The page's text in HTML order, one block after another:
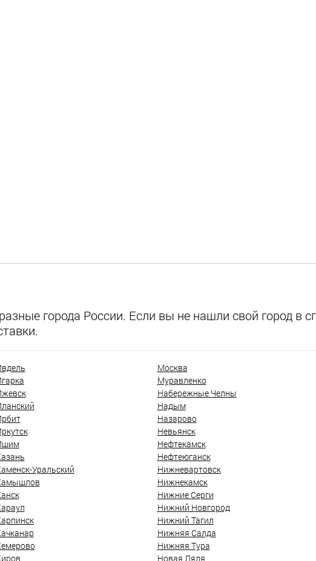
города России. Если вы не нашли свой город в
Уральский
Москва
Муравленко
Набережные Челны
Надым
Назарово
Невьянск
Нефтекамск
Нефтеюганск
Нижневартовск
Нижнекамск
Нижние Серги
Нижний Новгород
Нижний Тагил
Нижняя Салда
Нижняя Тура
Новая Ляля